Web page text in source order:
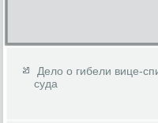
Дело о гибели вице-
суда